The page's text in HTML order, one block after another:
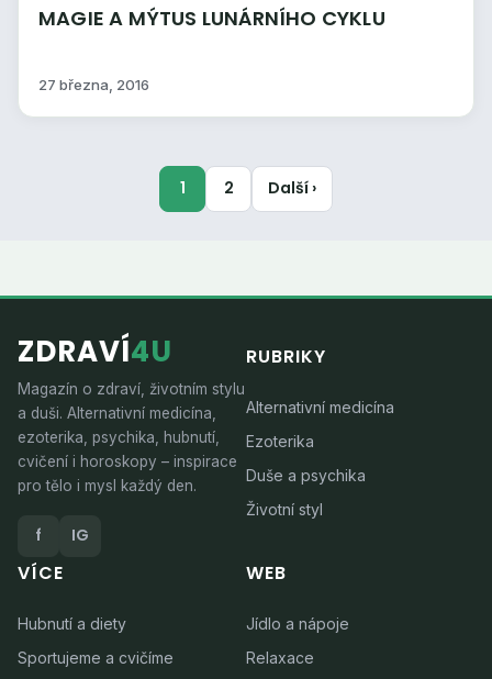
MAGIE A MÝTUS LUNÁRNÍHO CYKLU
27 března, 2016
1 2 Další ›
ZDRAVÍ4U
Magazín o zdraví, životním stylu
a duši. Alternativní medicína,
ezoterika, psychika, hubnutí,
cvičení i horoskopy – inspirace
pro tělo i mysl každý den.
f IG
RUBRIKY
Alternativní medicína
Ezoterika
Duše a psychika
Životní styl
VÍCE
Hubnutí a diety
Sportujeme a cvičíme
WEB
Jídlo a nápoje
Relaxace